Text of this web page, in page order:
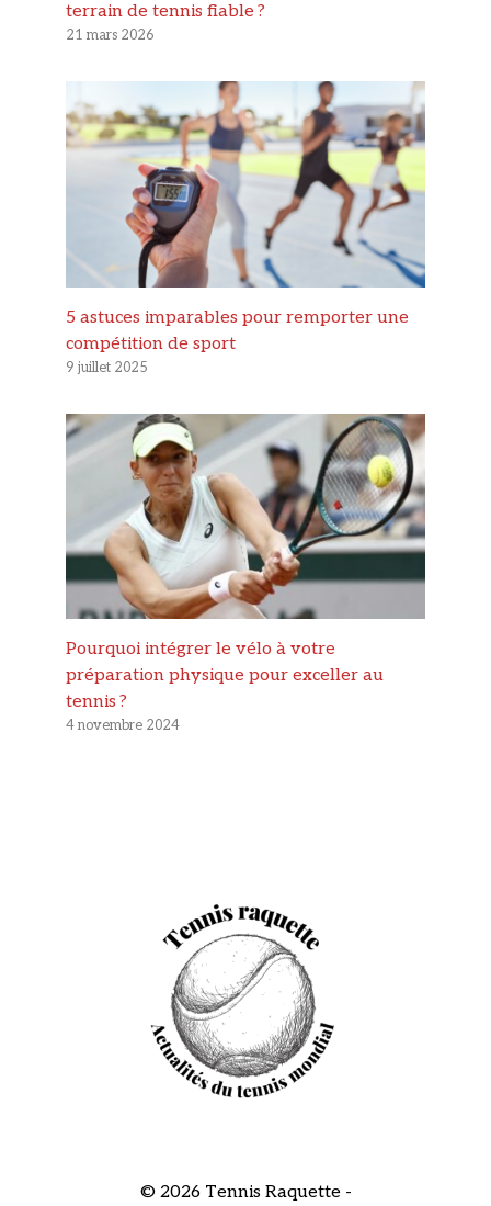
terrain de tennis fiable ?
21 mars 2026
5 astuces imparables pour remporter une
compétition de sport
9 juillet 2025
Pourquoi intégrer le vélo à votre
préparation physique pour exceller au
tennis ?
4 novembre 2024
© 2026 Tennis Raquette -